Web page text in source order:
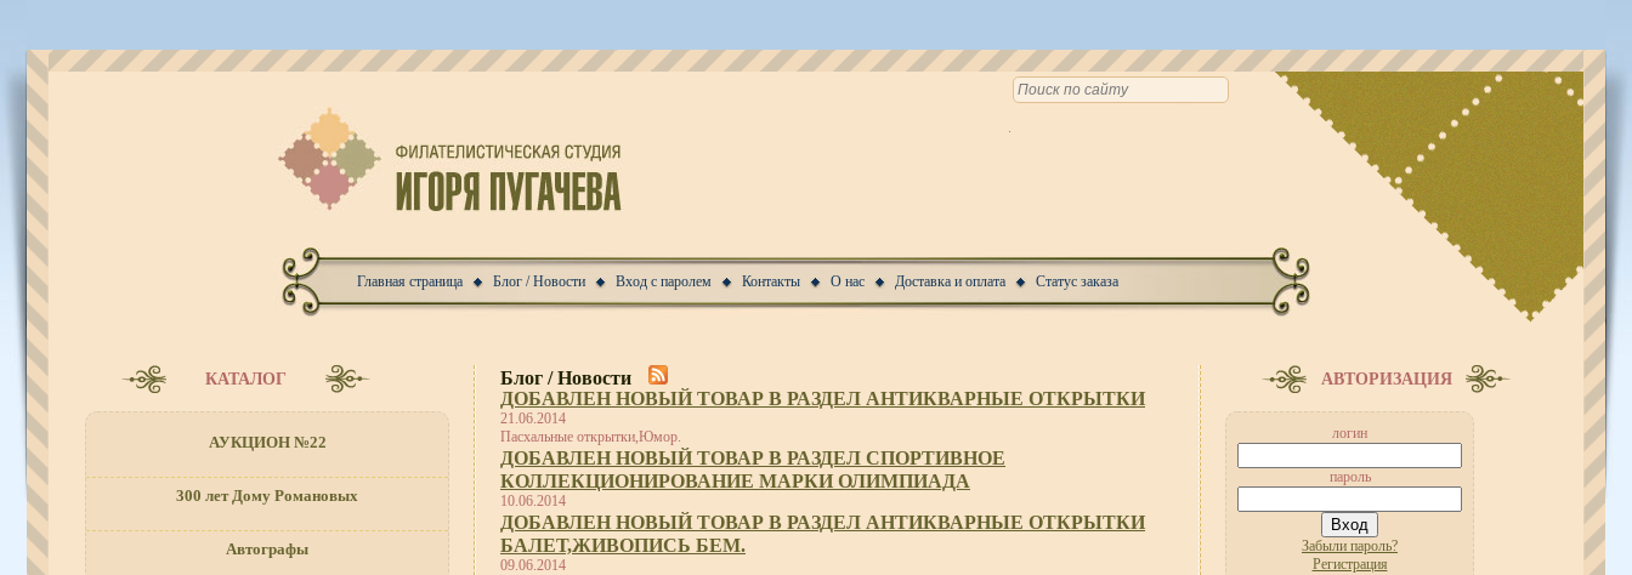
Главная страница Блог / Новости Вход с паролем Контакты О нас Доставка и оплата Статус заказа
КАТАЛОГ
АУКЦИОН №22
300 лет Дому Романовых
Автографы
Блог / Новости
ДОБАВЛЕН НОВЫЙ ТОВАР В РАЗДЕЛ АНТИКВАРНЫЕ ОТКРЫТКИ
21.06.2014
Пасхальные открытки,Юмор.
ДОБАВЛЕН НОВЫЙ ТОВАР В РАЗДЕЛ СПОРТИВНОЕ
КОЛЛЕКЦИОНИРОВАНИЕ МАРКИ ОЛИМПИАДА
10.06.2014
ДОБАВЛЕН НОВЫЙ ТОВАР В РАЗДЕЛ АНТИКВАРНЫЕ ОТКРЫТКИ
БАЛЕТ,ЖИВОПИСЬ БЕМ.
09.06.2014
АВТОРИЗАЦИЯ
логин
пароль
Забыли пароль?
Регистрация